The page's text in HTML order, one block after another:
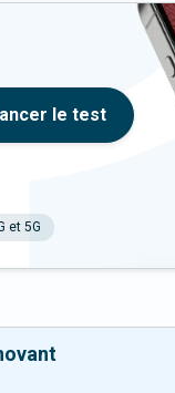
le test
et 5G